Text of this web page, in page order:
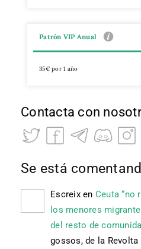
Patrón VIP Anual
35€ por 1 año
Contacta con
Se está
Escreixen Ceuta “no
los menores
del resto de
gossos, de la